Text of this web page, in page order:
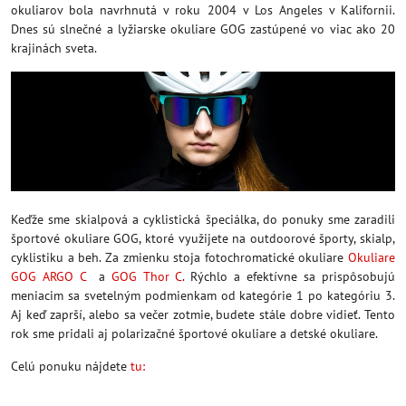
okuliarov bola navrhnutá v roku 2004 v Los Angeles v Kalifornii.
Dnes sú slnečné a lyžiarske okuliare GOG zastúpené vo viac ako 20
krajinách sveta.
Keďže sme skialpová a cyklistická špeciálka, do ponuky sme zaradili
športové okuliare GOG, ktoré využijete na outdoorové športy, skialp,
cyklistiku a beh. Za zmienku stoja fotochromatické okuliare Okuliare
GOG ARGO Ca GOG Thor C. Rýchlo a efektívne sa prispôsobujú
meniacim sa svetelným podmienkam od kategórie 1 po kategóriu 3.
Aj keď zaprší, alebo sa večer zotmie, budete stále dobre vidieť. Tento
rok sme pridali aj polarizačné športové okuliare a detské okuliare.
Celú ponuku nájdete tu: